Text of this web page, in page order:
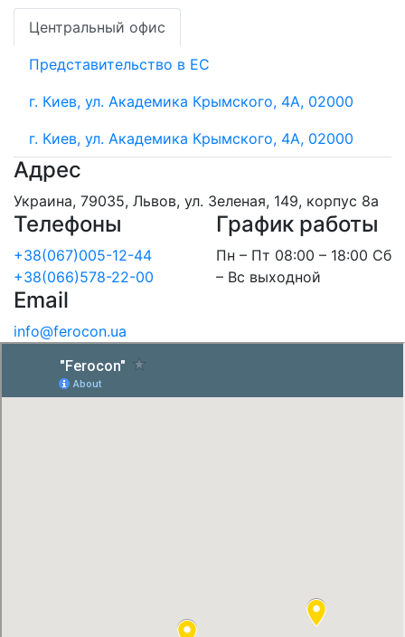
Центральный офис
Представительство в ЕС
г. Киев, ул. Академика Крымского, 4А, 02000
г. Киев, ул. Академика Крымского, 4А, 02000
Адрес
Украина, 79035, Львов, ул. Зеленая, 149, корпус 8а
Телефоны
+38(067)005-12-44
+38(066)578-22-00
График работы
Пн – Пт 08:00 – 18:00 Сб
– Вс выходной
Email
info@ferocon.ua